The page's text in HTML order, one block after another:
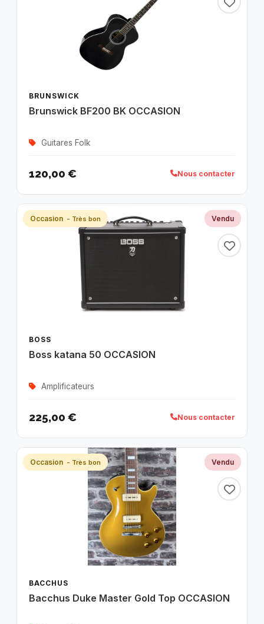
BRUNSWICK
Brunswick BF200 BK OCCASION
Guitares Folk
120,00 € Nous contacter
Occasion - Très bon Vendu
BOSS
Boss katana 50 OCCASION
Amplificateurs
225,00 € Nous contacter
Occasion - Très bon Vendu
BACCHUS
Bacchus Duke Master Gold Top OCCASION